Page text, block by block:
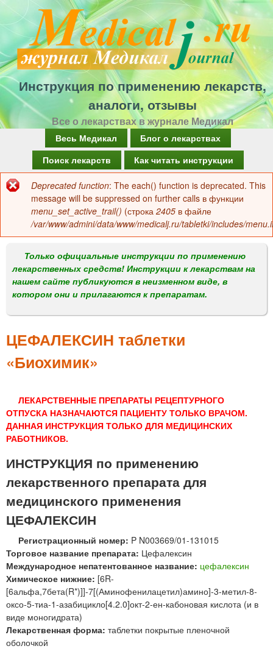
Перейти
к
основному
содержанию
Инструкция по применению лекарств,
аналоги, отзывы
Все о лекарствах в журнале Медикал
а
в
о
м
е
н
Весь Медикал
Блог о лекарствах
Поиск лекарств
Как читать инструкции
Сообщение
об
ошибке
Deprecated function: The each() function is deprecated. This
message will be suppressed on further calls в функции
menu_set_active_trail() (строка 2405 в файле
/var/www/admini/data/www/medicalj.ru/tabletki/includes/
Только официальные инструкции по применению
лекарственных средств! Инструкции к лекарствам на
нашем сайте публикуются в неизменном виде, в
котором они и прилагаются к препаратам.
ЦЕФАЛЕКСИН таблетки
«Биохимик»
ЛЕКАРСТВЕННЫЕ ПРЕПАРАТЫ РЕЦЕПТУРНОГО
ОТПУСКА НАЗНАЧАЮТСЯ ПАЦИЕНТУ ТОЛЬКО ВРАЧОМ.
ДАННАЯ ИНСТРУКЦИЯ ТОЛЬКО ДЛЯ МЕДИЦИНСКИХ
РАБОТНИКОВ.
ИНСТРУКЦИЯ по применению
лекарственного препарата для
медицинского применения
ЦЕФАЛЕКСИН
Регистрационный номер: P N003669/01-131015
Торговое название препарата: Цефалексин
Международное непатентованное название: цефалексин
Химическое нижние: [6R-
[6альфа,7бета(R*)]]-7[(Аминофенилацетил)амино]-3-метил-8-
оксо-5-тиа-1-азабицикло[4.2.0]окт-2-ен-кабоновая кислота (и в
виде моногидрата)
Лекарственная форма: таблетки покрытые пленочной
оболочкой